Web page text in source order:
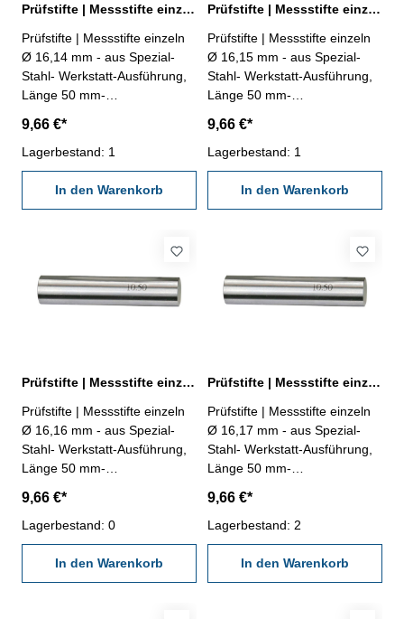
Prüfstifte | Messstifte einzeln Ø 16,14 mm ± 0,002 mm
Prüfstifte | Messstifte einzeln
Ø 16,14 mm - aus Spezial-
Stahl- Werkstatt-Ausführung,
Länge 50 mm-
Behältnis Abmessung: Ø
16,14 mm
9,66 €*
Lagerbestand: 1
In den Warenkorb
Prüfstifte | Messstifte einzeln Ø 16,15 mm ± 0,002 mm
Prüfstifte | Messstifte einzeln
Ø 16,15 mm - aus Spezial-
Stahl- Werkstatt-Ausführung,
Länge 50 mm-
Behältnis Abmessung: Ø
16,15 mm
9,66 €*
Lagerbestand: 1
In den Warenkorb
Prüfstifte | Messstifte einzeln Ø 16,16 mm ± 0,002 mm
Prüfstifte | Messstifte einzeln
Ø 16,16 mm - aus Spezial-
Stahl- Werkstatt-Ausführung,
Länge 50 mm-
Behältnis Abmessung: Ø
16,16 mm
9,66 €*
Lagerbestand: 0
In den Warenkorb
Prüfstifte | Messstifte einzeln Ø 16,17 mm ± 0,002 mm
Prüfstifte | Messstifte einzeln
Ø 16,17 mm - aus Spezial-
Stahl- Werkstatt-Ausführung,
Länge 50 mm-
Behältnis Abmessung: Ø
16,17 mm
9,66 €*
Lagerbestand: 2
In den Warenkorb